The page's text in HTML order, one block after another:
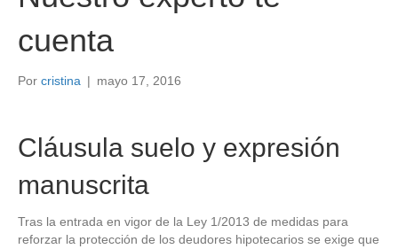
cuenta
Por cristina | mayo 17, 2016
Cláusula suelo y expresión
manuscrita
Tras la entrada en vigor de la Ley 1/2013 de medidas para
reforzar la protección de los deudores hipotecarios se exige que